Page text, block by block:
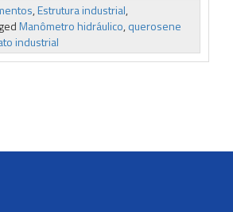
,Estrutura industrial,
Manômetro hidráulico,querosene
industrial